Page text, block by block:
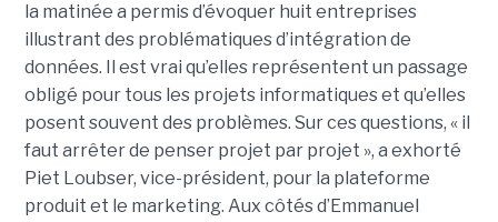
la matinée a permis d’évoquer huit entreprises
illustrant des problématiques d’intégration de
données. Il est vrai qu’elles représentent un passage
obligé pour tous les projets informatiques et qu’elles
posent souvent des problèmes. Sur ces questions, « il
faut arrêter de penser projet par projet », a exhorté
Piet Loubser, vice-président, pour la plateforme
produit et le marketing. Aux côtés d’Emmanuel